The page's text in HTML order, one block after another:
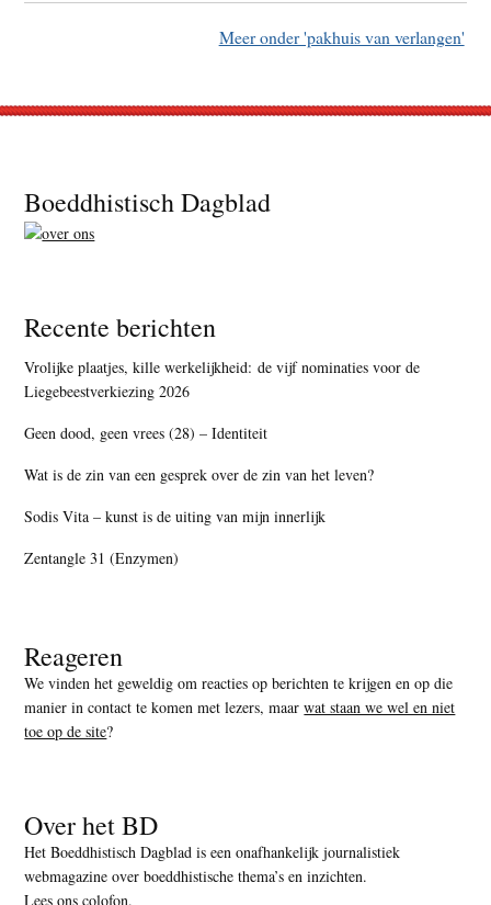
Meer onder 'pakhuis van verlangen'
Footer
Boeddhistisch Dagblad
Recente berichten
Vrolijke plaatjes, kille werkelijkheid: de vijf nominaties voor de
Liegebeestverkiezing 2026
Geen dood, geen vrees (28) – Identiteit
Wat is de zin van een gesprek over de zin van het leven?
Sodis Vita – kunst is de uiting van mijn innerlijk
Zentangle 31 (Enzymen)
Reageren
We vinden het geweldig om reacties op berichten te krijgen en op die
manier in contact te komen met lezers, maarwat staan we wel en niet
toe op de site?
Over het BD
Het Boeddhistisch Dagblad is een onafhankelijk journalistiek
webmagazine over boeddhistische thema’s en inzichten.
Lees ons colofon.